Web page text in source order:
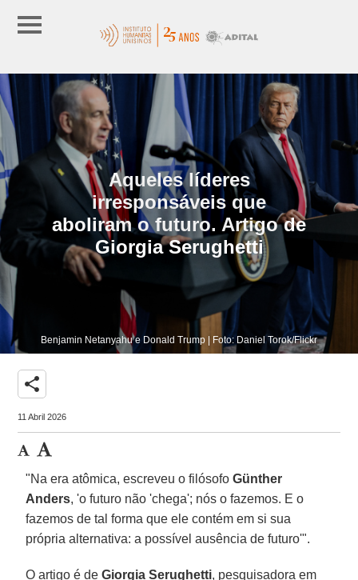
Aqueles líderes
irresponsáveis que
aboliram o futuro. Artigo de
Giorgia Serughetti
Benjamin Netanyahu e Donald Trump | Foto: Daniel Torok/Flickr
share
11 Abril 2026
"Na era atômica, escreveu o filósofoGünther
Anders, 'o futuro não 'chega'; nós o fazemos. E o
fazemos de tal forma que ele contém em si sua
própria alternativa: a possível ausência de futuro'".
O artigo é de Giorgia Serughetti, pesquisadora em